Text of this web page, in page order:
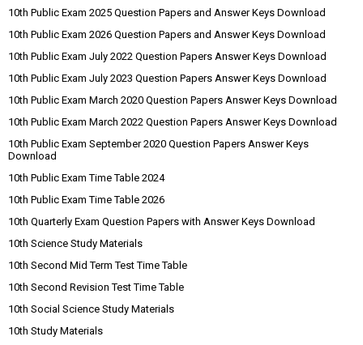
10th Public Exam 2025 Question Papers and Answer Keys Download
10th Public Exam 2026 Question Papers and Answer Keys Download
10th Public Exam July 2022 Question Papers Answer Keys Download
10th Public Exam July 2023 Question Papers Answer Keys Download
10th Public Exam March 2020 Question Papers Answer Keys Download
10th Public Exam March 2022 Question Papers Answer Keys Download
10th Public Exam September 2020 Question Papers Answer Keys
Download
10th Public Exam Time Table 2024
10th Public Exam Time Table 2026
10th Quarterly Exam Question Papers with Answer Keys Download
10th Science Study Materials
10th Second Mid Term Test Time Table
10th Second Revision Test Time Table
10th Social Science Study Materials
10th Study Materials